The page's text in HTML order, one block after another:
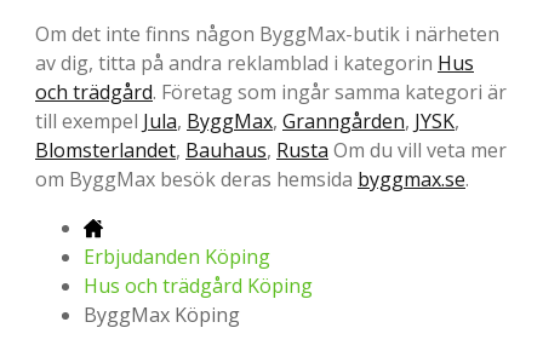
Om det inte finns någon ByggMax-butik i närheten
av dig, titta på andra reklamblad i kategorin Hus
och trädgård. Företag som ingår samma kategori är
till exempel Jula, ByggMax, Granngården, JYSK,
Blomsterlandet, Bauhaus, Rusta Om du vill veta mer
om ByggMax besök deras hemsida byggmax.se.
Erbjudanden Köping
Hus och trädgård Köping
ByggMax Köping